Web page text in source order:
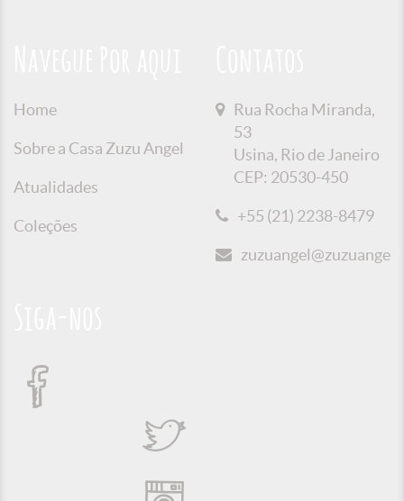
Home
Sobre a Casa Zuzu Angel
Atualidades
Coleções
Rua Rocha Miranda,
53
Usina, Rio de Janeiro
CEP: 20530-450
+55 (21) 2238-8479